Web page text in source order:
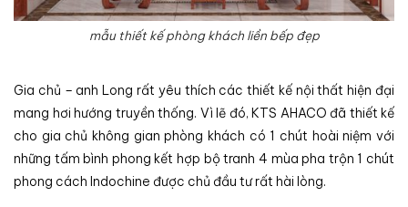
mẫu thiết kế phòng khách liền bếp đẹp
Gia chủ – anh Long rất yêu thích các thiết kế nội thất hiện đại
mang hơi hướng truyền thống. Vì lẽ đó, KTS AHACO đã thiết kế
cho gia chủ không gian phòng khách có 1 chút hoài niệm với
những tấm bình phong kết hợp bộ tranh 4 mùa pha trộn 1 chút
phong cách Indochine được chủ đầu tư rất hài lòng.